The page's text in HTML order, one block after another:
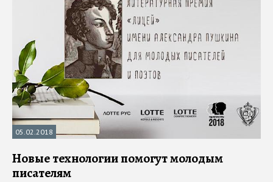
05.02.2018
Новые технологии помогут молодым
писателям